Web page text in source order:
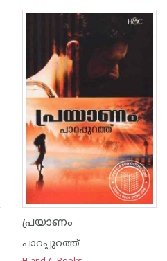
പ്രയാണം
പാറപ്പുറത്ത്‌